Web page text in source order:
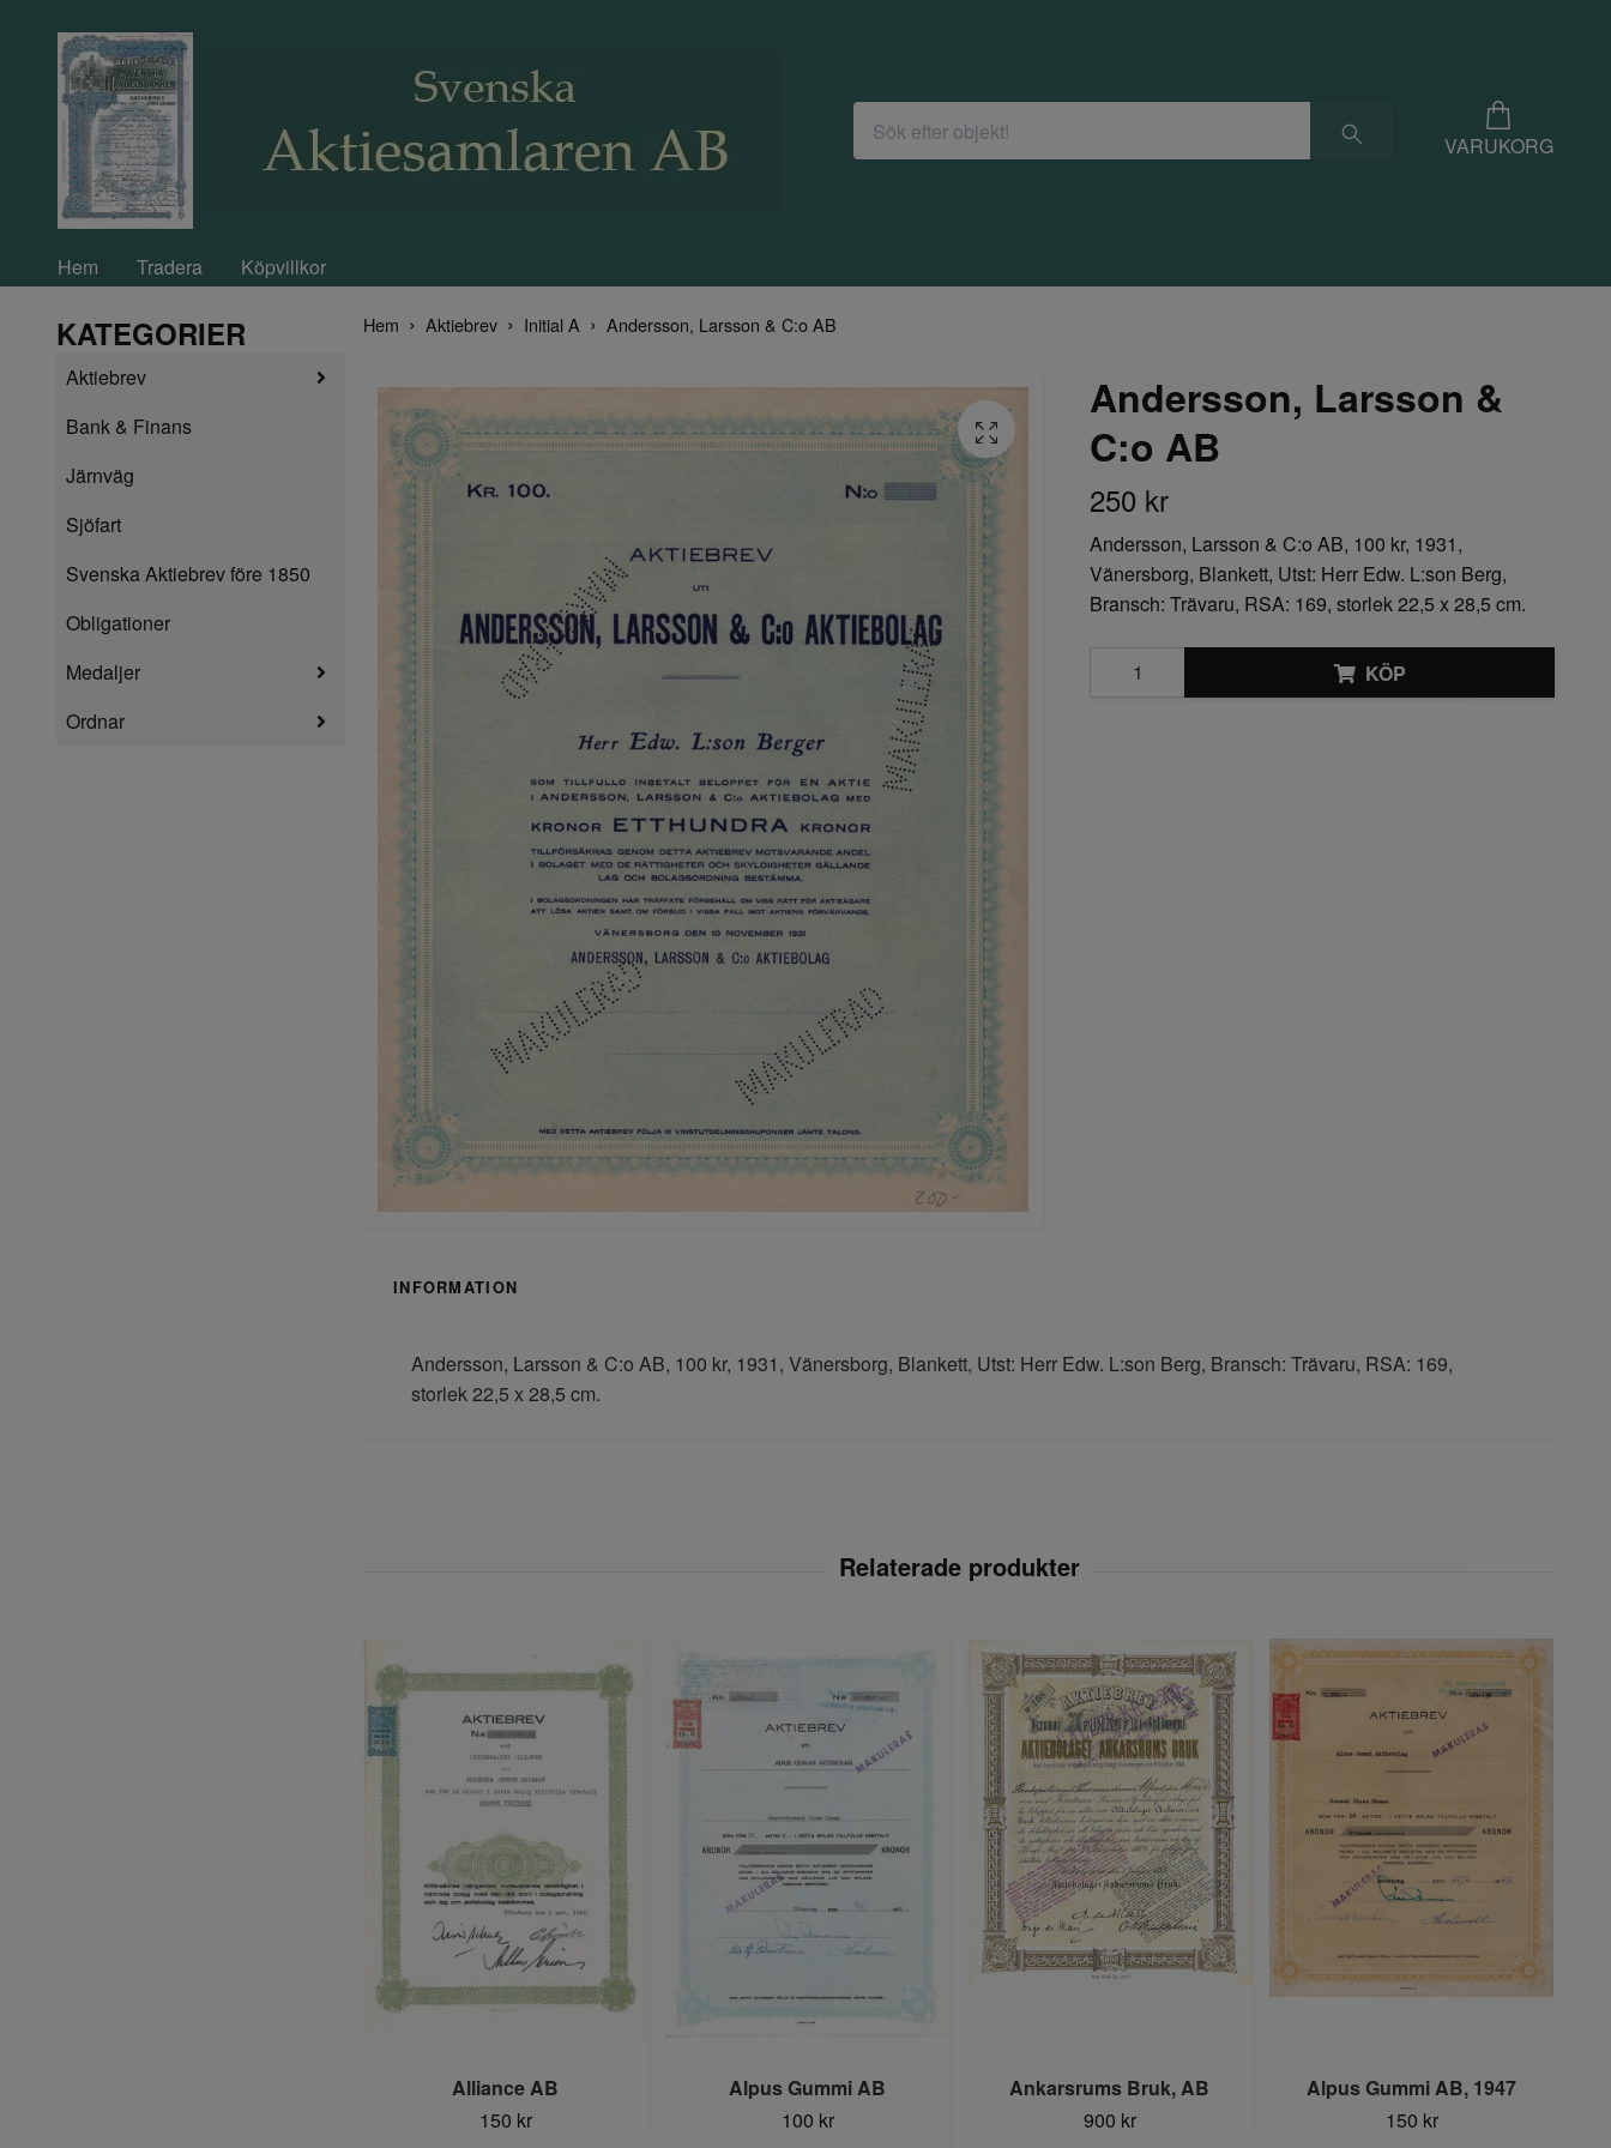
VARUKORG
Hem Tradera Köpvillkor
KATEGORIER
Aktiebrev
Bank & Finans
Järnväg
Sjöfart
Svenska Aktiebrev före 1850
Obligationer
Medaljer
Ordnar
Hem Aktiebrev Initial A Andersson, Larsson & C:o AB
Andersson, Larsson &
C:o AB
250 kr
Andersson, Larsson & C:o AB, 100 kr, 1931,
Vänersborg, Blankett, Utst: Herr Edw. L:son Berg,
Bransch: Trävaru, RSA: 169, storlek 22,5 x 28,5 cm.
KÖP
INFORMATION
Andersson, Larsson & C:o AB, 100 kr, 1931, Vänersborg, Blankett, Utst: Herr Edw. L:son Berg, Bransch: Trävaru, RSA: 169,
storlek 22,5 x 28,5 cm.
Alliance AB
150 kr
Alpus Gummi AB
100 kr
Ankarsrums Bruk, AB
900 kr
Alpus Gummi AB, 1947
150 kr